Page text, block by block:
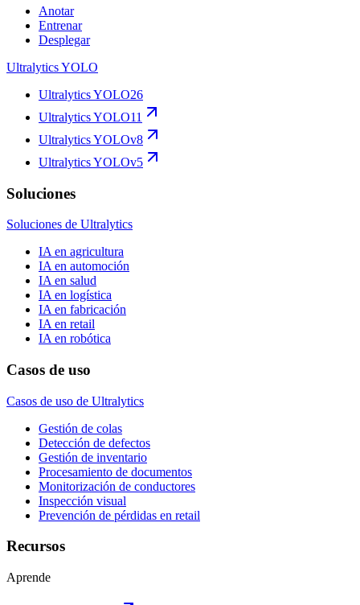
Anotar
Entrenar
Desplegar
Ultralytics YOLO
Ultralytics YOLO26
Ultralytics YOLO11
Ultralytics YOLOv8
Ultralytics YOLOv5
Soluciones
Soluciones de Ultralytics
IA en agricultura
IA en automoción
IA en salud
IA en logística
IA en fabricación
IA en retail
IA en robótica
Casos de uso
Casos de uso de Ultralytics
Gestión de colas
Detección de defectos
Gestión de inventario
Procesamiento de documentos
Monitorización de conductores
Inspección visual
Prevención de pérdidas en retail
Recursos
Aprende